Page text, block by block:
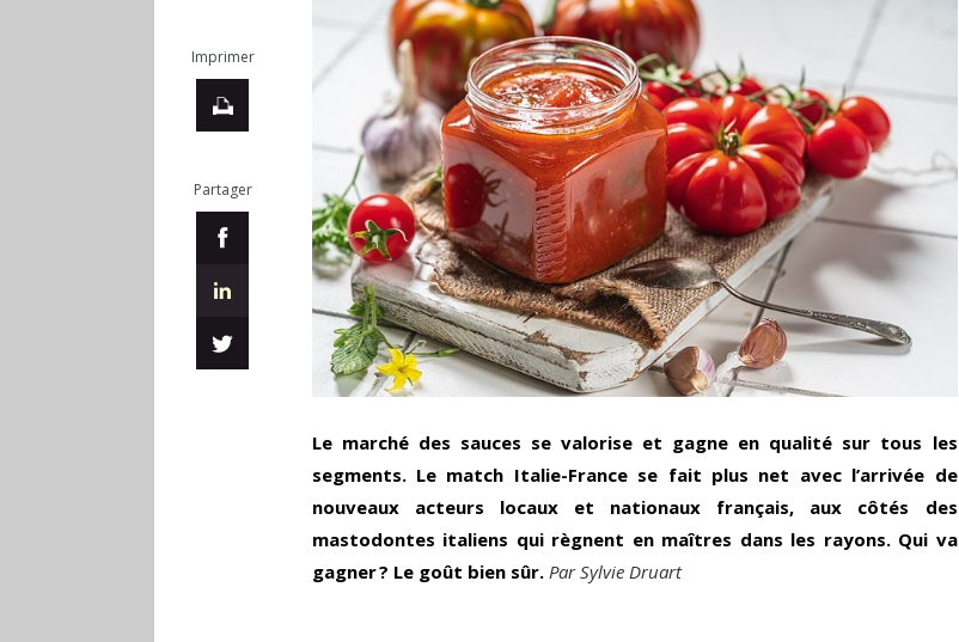
Imprimer
Partager
Le marché des sauces se valorise et gagne en qualité sur tous les
segments. Le match Italie-France se fait plus net avec l’arrivée de
nouveaux acteurs locaux et nationaux français, aux côtés des
mastodontes italiens qui règnent en maîtres dans les rayons. Qui va
gagner ? Le goût bien sûr. Par Sylvie Druart